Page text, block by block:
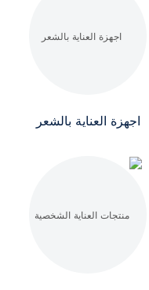
اجهزة العناية بالشعر